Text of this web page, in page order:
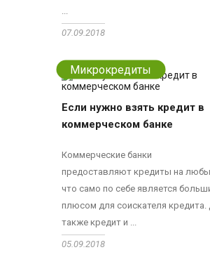
07.09.2018
Микрокредиты
Если нужно взять кредит в
коммерческом банке
Коммерческие банки
предоставляют кредиты на
что само по себе является
плюсом для соискателя
также кредит и ...
05.09.2018